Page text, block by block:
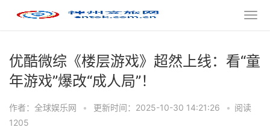
优酷微综《楼层游戏》超然上线：看“童
年游戏”爆改“成人局”！
作者：全球娱乐网 • 更新时间：2025-10-30 14:21:26 • 阅读
1205